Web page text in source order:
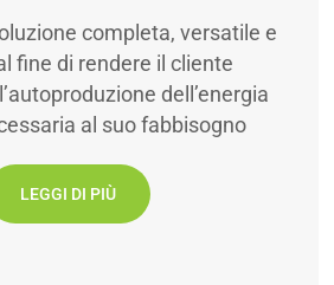
completa, versatile e
fine di rendere il cliente
dell’energia
al suo fabbisogno
LEGGI DI PIÙ